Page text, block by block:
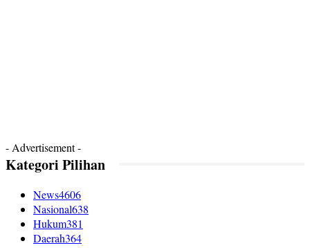
- Advertisement -
Kategori Pilihan
News4606
Nasional638
Hukum381
Daerah364